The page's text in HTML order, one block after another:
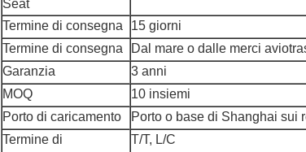
Seat
Termine di consegna
15 giorni
Termine di consegna
Dal mare o dalle merci
Garanzia
3 anni
MOQ
10 insiemi
Porto di caricamento
Porto o base di Shanghai sui
Termine di
T/T, L/C